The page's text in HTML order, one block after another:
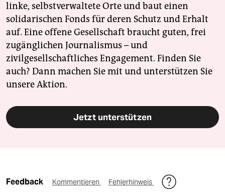
linke, selbstverwaltete Orte und baut einen
solidarischen Fonds für deren Schutz und Erhalt
auf. Eine offene Gesellschaft braucht guten, frei
zugänglichen Journalismus – und
zivilgesellschaftliches Engagement. Finden Sie
auch? Dann machen Sie mit und unterstützen Sie
unsere Aktion.
Jetzt unterstützen
Feedback Kommentieren Fehlerhinweis